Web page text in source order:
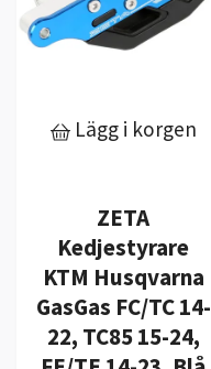
Lägg i korgen
ZETA
Kedjestyrare
KTM Husqvarna
GasGas FC/TC 14-
22, TC85 15-24,